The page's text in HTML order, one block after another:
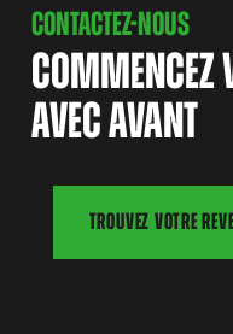
CONTACTEZ-NOUS
COMMENCEZ
AVEC AVANT
TROUVEZ VOTRE